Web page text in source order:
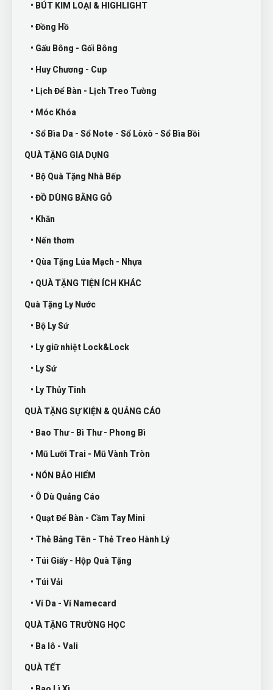
• BÚT KIM LOẠI & HIGHLIGHT
• Đồng Hồ
• Gấu Bông - Gối Bông
• Huy Chương - Cup
• Lịch Để Bàn - Lịch Treo Tường
• Móc Khóa
• Sổ Bìa Da - Sổ Note - Sổ Lòxò - Sổ Bìa Bồi
QUÀ TẶNG GIA DỤNG
• Bộ Quà Tặng Nhà Bếp
• ĐỒ DÙNG BẰNG GỖ
• Khăn
• Nến thơm
• Qùa Tặng Lúa Mạch - Nhựa
• QUÀ TẶNG TIỆN ÍCH KHÁC
Quà Tặng Ly Nước
• Bộ Ly Sứ
• Ly giữ nhiệt Lock&Lock
• Ly Sứ
• Ly Thủy Tinh
QUÀ TẶNG SỰ KIỆN & QUẢNG CÁO
• Bao Thư - Bì Thư - Phong Bì
• Mũ Lưỡi Trai - Mũ Vành Tròn
• NÓN BẢO HIỂM
• Ô Dù Quảng Cáo
• Quạt Để Bàn - Cầm Tay Mini
• Thẻ Bảng Tên - Thẻ Treo Hành Lý
• Túi Giấy - Hộp Quà Tặng
• Túi Vải
• Ví Da - Ví Namecard
QUÀ TẶNG TRƯỜNG HỌC
• Ba lô - Vali
QUÀ TẾT